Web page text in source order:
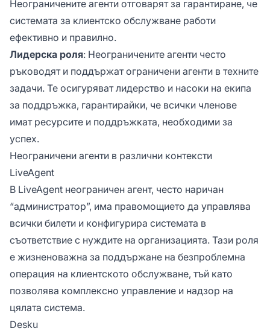
Неограничените агенти отговарят за гарантиране, че
системата за клиентско обслужване работи
ефективно и правилно.
Лидерска роля: Неограничените агенти често
ръководят и поддържат ограничени агенти в техните
задачи. Те осигуряват лидерство и насоки на екипа
за поддръжка, гарантирайки, че всички членове
имат ресурсите и поддръжката, необходими за
успех.
Неограничени агенти в различни контексти
LiveAgent
В LiveAgent неограничен агент, често наричан
“администратор”, има правомощието да управлява
всички билети и конфигурира системата в
съответствие с нуждите на организацията. Тази роля
е жизненоважна за поддържане на безпроблемна
операция на клиентското обслужване, тъй като
позволява комплексно управление и надзор на
цялата система.
Desku